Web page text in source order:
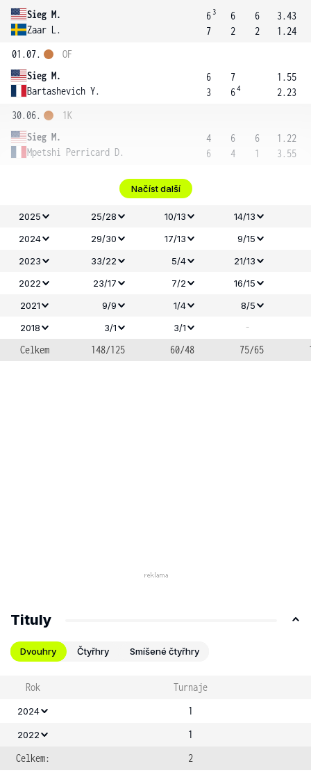
Sieg M.
Zaar L.
6 3
7
6
2
6
2
3.43
1.24
01.07.
Sieg M.
Bartashevich Y.
OF
6
3
7
64
1.55
2.23
30.06.
Sieg M.
Mpetshi Perricard D.
1K
4
6
6
4
6
1
1.22
3.55
Načíst další
2025 25/28 10/13
14/13
2024
29/30 17/13 9/15
2023
33/22 5/4 21/13
2022
23/17 7/2
16/15
2021
9/9 1/4
8/5
2018
3/1 3/1
-
Celkem
148/125 60/48 75/65
Tituly
Dvouhry Čtyřhry Smíšené čtyřhry
Rok Turnaje
2024 1
2022
1
Celkem:
2